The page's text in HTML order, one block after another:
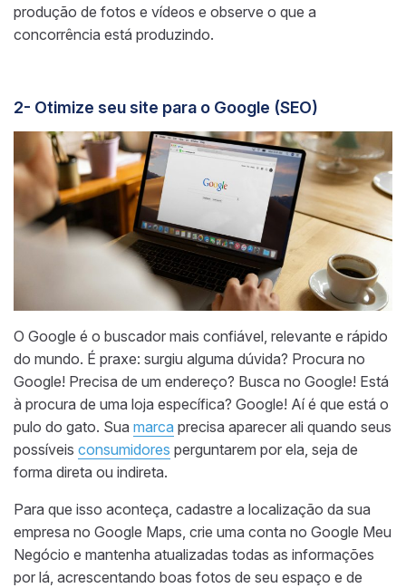
produção de fotos e vídeos e observe o que a
concorrência está produzindo.
2- Otimize seu site para o Google (SEO)
O Google é o buscador mais confiável, relevante e rápido
do mundo. É praxe: surgiu alguma dúvida? Procura no
Google! Precisa de um endereço? Busca no Google! Está
à procura de uma loja específica? Google! Aí é que está o
pulo do gato. Sua marca precisa aparecer ali quando seus
possíveis consumidores perguntarem por ela, seja de
forma direta ou indireta.
Para que isso aconteça, cadastre a localização da sua
empresa no Google Maps, crie uma conta no Google Meu
Negócio e mantenha atualizadas todas as informações
por lá, acrescentando boas fotos de seu espaço e de